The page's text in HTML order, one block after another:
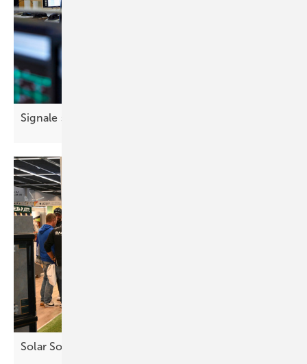
Signale smart
Solar Solutions – Erfolgreicher Auftakt in